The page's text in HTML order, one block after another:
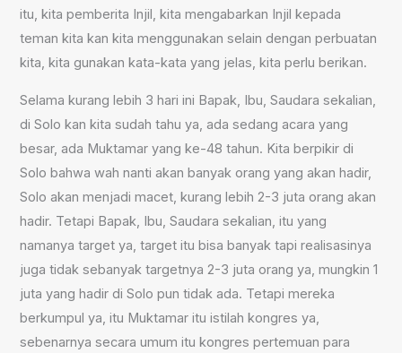
itu, kita pemberita Injil, kita mengabarkan Injil kepada
teman kita kan kita menggunakan selain dengan perbuatan
kita, kita gunakan kata-kata yang jelas, kita perlu berikan.
Selama kurang lebih 3 hari ini Bapak, Ibu, Saudara sekalian,
di Solo kan kita sudah tahu ya, ada sedang acara yang
besar, ada Muktamar yang ke-48 tahun. Kita berpikir di
Solo bahwa wah nanti akan banyak orang yang akan hadir,
Solo akan menjadi macet, kurang lebih 2-3 juta orang akan
hadir. Tetapi Bapak, Ibu, Saudara sekalian, itu yang
namanya target ya, target itu bisa banyak tapi realisasinya
juga tidak sebanyak targetnya 2-3 juta orang ya, mungkin 1
juta yang hadir di Solo pun tidak ada. Tetapi mereka
berkumpul ya, itu Muktamar itu istilah kongres ya,
sebenarnya secara umum itu kongres pertemuan para